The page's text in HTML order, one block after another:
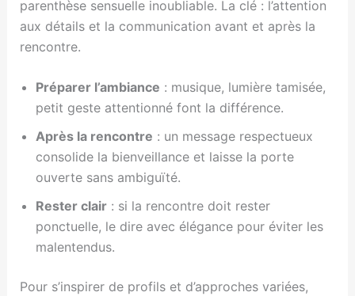
parenthèse sensuelle inoubliable. La clé : l’attention
aux détails et la communication avant et après la
rencontre.
Préparer l’ambiance : musique, lumière tamisée,
petit geste attentionné font la différence.
Après la rencontre : un message respectueux
consolide la bienveillance et laisse la porte
ouverte sans ambiguïté.
Rester clair: si la rencontre doit rester
ponctuelle, le dire avec élégance pour éviter les
malentendus.
Pour s’inspirer de profils et d’approches variées,